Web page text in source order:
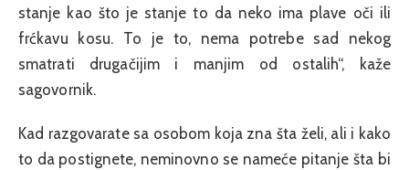
stanje kao što je stanje to da neko ima plave oči ili
frćkavu kosu. To je to, nema potrebe sad nekog
smatrati drugačijim i manjim od ostalih“, kaže
sagovornik.
Kad razgovarate sa osobom koja zna šta želi, ali i kako
to da postignete, neminovno se nameće pitanje šta bi